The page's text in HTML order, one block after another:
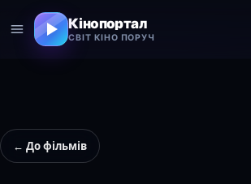
Кінопортал
СВІТ КІНО ПОРУЧ
← До фільмів